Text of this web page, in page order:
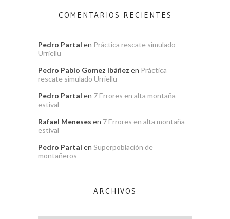
COMENTARIOS RECIENTES
Pedro Partal en Práctica rescate simulado
Urriellu
Pedro Pablo Gomez Ibáñez en Práctica
rescate simulado Urriellu
Pedro Partal en 7 Errores en alta montaña
estival
Rafael Meneses en 7 Errores en alta montaña
estival
Pedro Partal en Superpoblación de
montañeros
ARCHIVOS